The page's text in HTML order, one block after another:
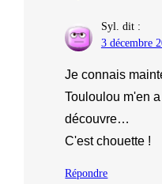
Syl. dit :
3 décembre
Je connais
Touloulou m'en
découvre…
C'est chouette !
Répondre